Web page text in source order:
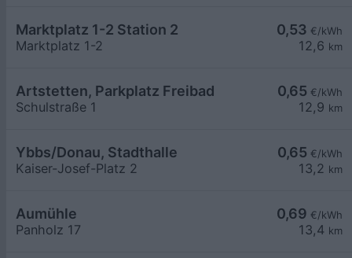
0,53 €/kWh
12,6 km
Marktplatz 1-2 Station 2
Marktplatz 1-2
0,65 €/kWh
12,9 km
Artstetten, Parkplatz Freibad
Schulstraße 1
0,65 €/kWh
13,2 km
Ybbs/Donau, Stadthalle
Kaiser-Josef-Platz 2
0,69 €/kWh
13,4 km
Aumühle
Panholz 17